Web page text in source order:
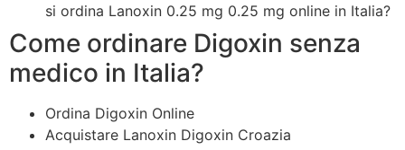
si ordina Lanoxin 0.25 mg 0.25 mg online in Italia?
Come ordinare Digoxin senza
medico in Italia?
Ordina Digoxin Online
Acquistare Lanoxin Digoxin Croazia